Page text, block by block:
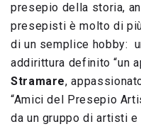
presepio della storia,
presepisti è molto di
di un semplice hobby:
addirittura definito “un
Stramare,
“Amici del Presepio
da un gruppo di artisti